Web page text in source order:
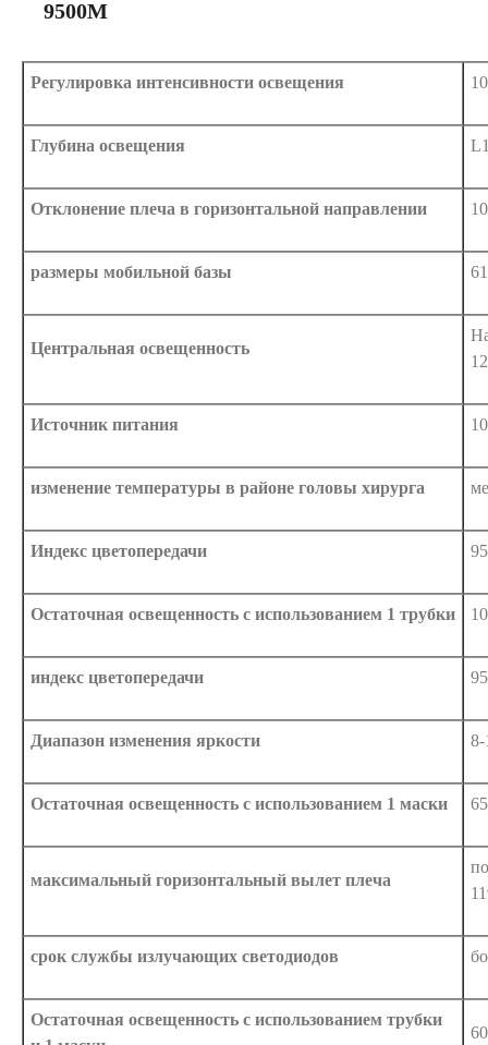
9500M
Регулировка интенсивности освещения
Глубина освещения
Отклонение плеча в горизонтальной направлении
размеры мобильной базы
Центральная освещенность
Источник питания
изменение температуры в районе головы хирурга
Индекс цветопередачи 95
Остаточная освещенность с использованием 1 трубки
индекс цветопередачи 95
Диапазон изменения яркости 8-
Остаточная освещенность с использованием 1 маски
максимальный горизонтальный вылет плеча
срок службы излучающих светодиодов
Остаточная освещенность с использованием трубки